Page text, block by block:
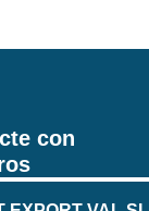
con